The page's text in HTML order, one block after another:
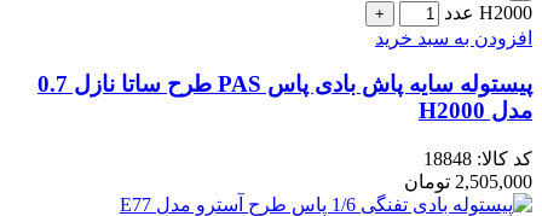
H2000 عدد
افزودن به سبد خرید
پیستوله سایه پاش بادی پاس PAS طرح ساتا نازل 0.7
مدل H2000
کد کالا: 18848
2,505,000 تومان